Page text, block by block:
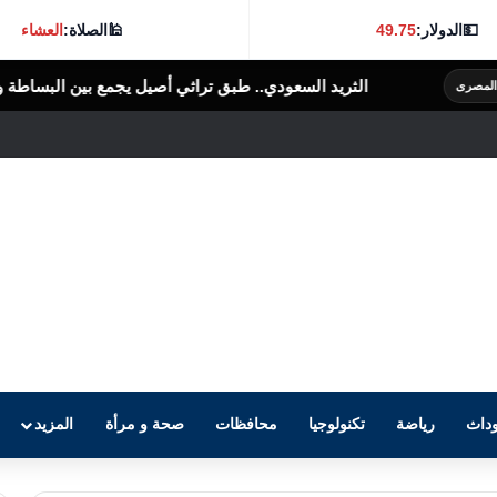
💵الدولار:49.75
🕌الصلاة:العشاء
طبق تراثي أصيل يجمع بين البساطة والنكهة الغنية الرأى العام المصرى
رياضة تكنولوجيا محافظات صحة و مرأة المزيد